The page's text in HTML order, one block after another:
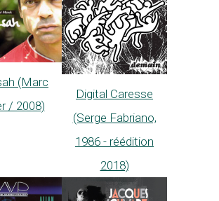
(Marc
/ 2008)
Digital Caresse
(Serge Fabriano,
1986 - réédition
2018)